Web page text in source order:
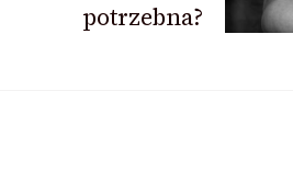
potrzebna?